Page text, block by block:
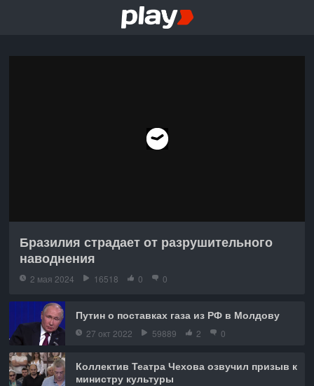
Бразилия страдает от разрушительного
наводнения
2 мая 2024 16518 0 0
Путин о поставках газа из РФ в Молдову
27 окт 2022 59889 2 0
Коллектив Театра Чехова озвучил призыв к
министру культуры